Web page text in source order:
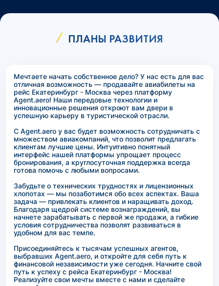
ПЛАНЫ РАЗВИТИЯ
Мечтаете начать собственное дело? У нас есть для вас
отличная возможность — продавайте авиабилеты на
рейс Екатеринбург - Москва через платформу
Agent.aero! Наши передовые технологии и
инновационные решения откроют вам двери в
успешную карьеру в туристической отрасли.
С Agent.aero у вас будет возможность сотрудничать с
множеством авиакомпаний, что позволит предлагать
клиентам лучшие цены. Интуитивно понятный
интерфейс нашей платформы упрощает процесс
бронирования, а круглосуточная поддержка всегда
готова помочь с любыми вопросами.
Забудьте о технических трудностях и лицензионных
хлопотах — мы позаботимся обо всех аспектах. Ваша
задача — привлекать клиентов и наращивать доход.
Благодаря щедрой системе вознаграждений, вы
начнете зарабатывать с первой же продажи, а гибкие
условия сотрудничества позволят развиваться в
удобном для вас темпе.
Присоединяйтесь к тысячам успешных агентов,
выбравших Agent.aero, и откройте для себя путь к
финансовой независимости уже сегодня. Начните свой
путь к успеху с рейса Екатеринбург - Москва!
Реализуйте свои мечты вместе с нами и сделайте